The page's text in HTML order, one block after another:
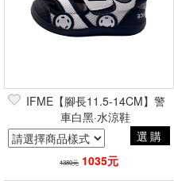
IFME【腳長11.5-14CM】警
車白黑·水涼鞋
選購
1380元 1035元